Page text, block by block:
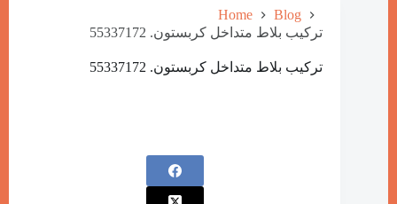
Home
Blog
تركيب بلاط متداخل كربستون. 55337172
تركيب بلاط متداخل كربستون. 55337172